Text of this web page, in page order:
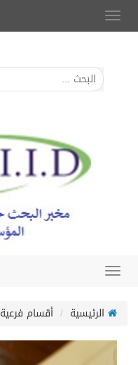
Toggle
navigation
Toggle
الرئيسية
أقسام فرعية